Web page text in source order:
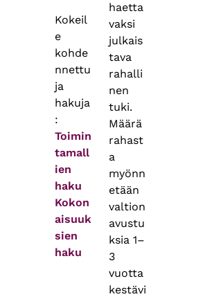
Kokeil
e
kohde
nnettu
ja
hakuja
:
Toimin
tamall
ien
haku
Kokon
aisuuk
sien
haku
haetta
vaksi
julkais
tava
rahalli
nen
tuki.
Määrä
rahast
a
myönn
etään
valtion
avustu
ksia 1–
3
vuotta
kestävi